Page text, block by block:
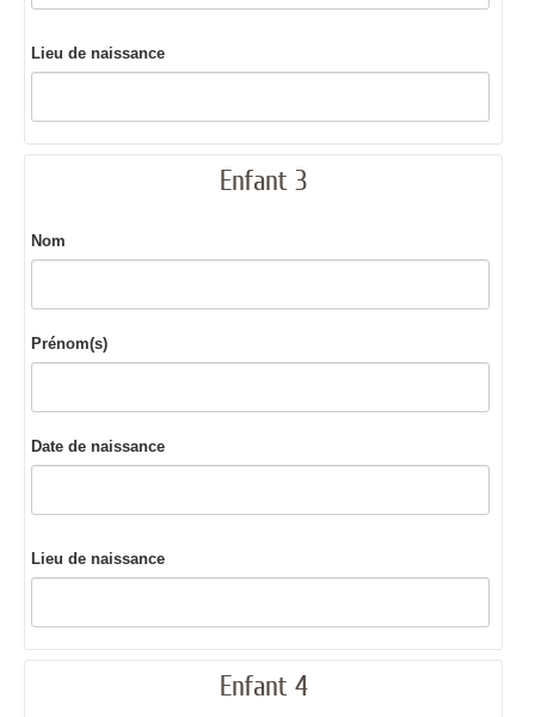
Lieu de naissance
Enfant 3
Nom
Prénom(s)
Date de naissance
Lieu de naissance
Enfant 4